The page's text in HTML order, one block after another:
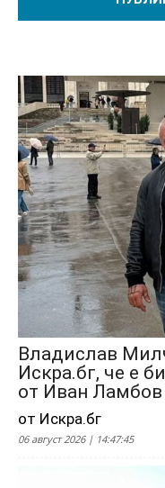
Владислав
Искра.бг, че е
от Иван Ламбов
от Искра.бг
06 август 2026 | 14:47:45